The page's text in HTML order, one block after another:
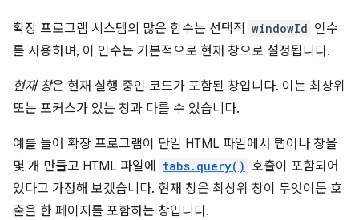
확장 프로그램 시스템의 많은 함수는 선택적 windowId 인수
를 사용하며, 이 인수는 기본적으로 현재 창으로 설정됩니다.
현재 창은 현재 실행 중인 코드가 포함된 창입니다. 이는 최상위
또는 포커스가 있는 창과 다를 수 있습니다.
예를 들어 확장 프로그램이 단일 HTML 파일에서 탭이나 창을
몇 개 만들고 HTML 파일에
tabs.query() 호출이 포함되어
있다고 가정해 보겠습니다. 현재 창은 최상위 창이 무엇이든 호
출을 한 페이지를 포함하는 창입니다.